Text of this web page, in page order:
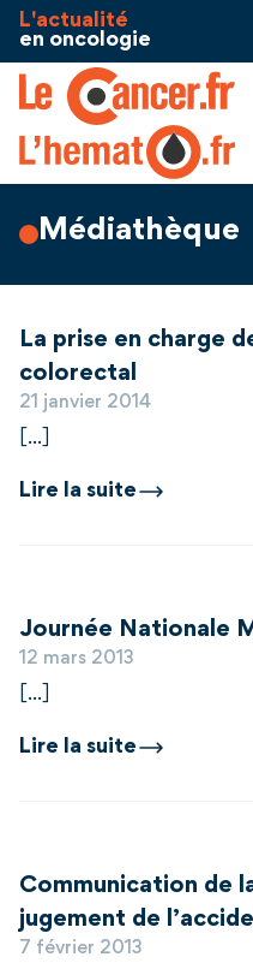
Aller au contenu
L'actualité
en oncologie
Médiathèque
La prise en charge
colorectal
21 janvier 2014
[...]
Lire la suite
Journée Nationale
12 mars 2013
[...]
Lire la suite
Communication de
jugement de
7 février 2013
Panneau de gestion des